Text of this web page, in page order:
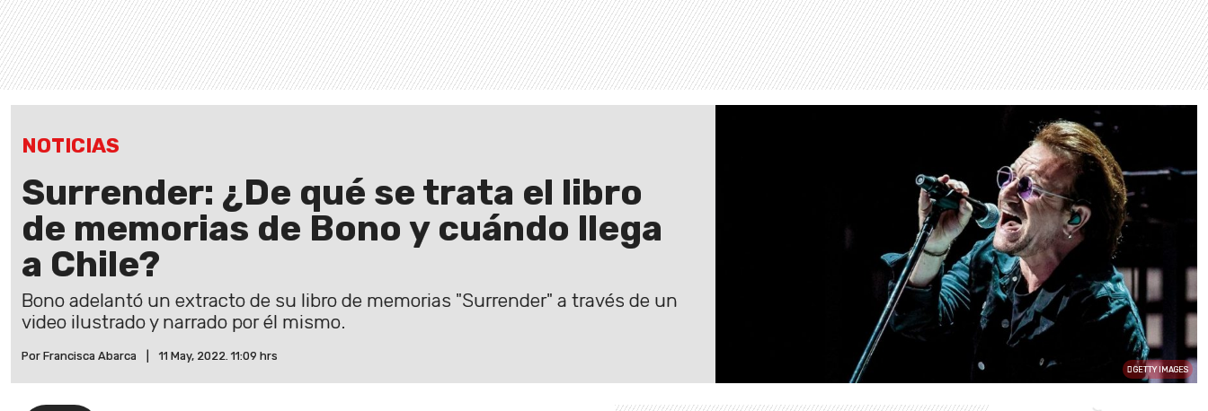
NOTICIAS
Surrender: ¿De qué se trata el libro
de memorias de Bono y cuándo llega
a Chile?
Bono adelantó un extracto de su libro de memorias "Surrender" a través de un
video ilustrado y narrado por él mismo.
Por Francisca Abarca 11 May, 2022. 11:09 hrs
GETTY IMAGES